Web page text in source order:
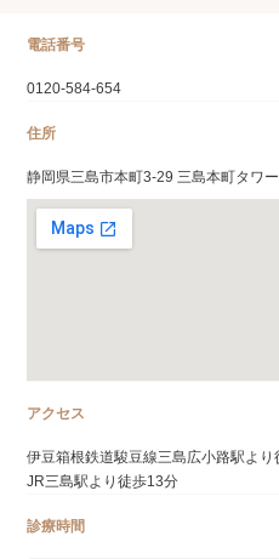
電話番号
0120-584-654
住所
静岡県三島市本町3-29 三島本町タワ
アクセス
伊豆箱根鉄道駿豆線三島広小路駅より
JR三島駅より徒歩13分
診療時間